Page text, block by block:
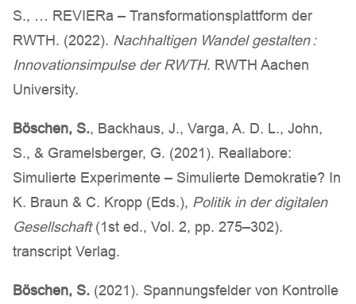
S., … REVIERa – Transformationsplattform der
RWTH. (2022). Nachhaltigen Wandel gestalten :
Innovationsimpulse der RWTH. RWTH Aachen
University.
Böschen, S., Backhaus, J., Varga, A. D. L., John,
S., & Gramelsberger, G. (2021). Reallabore:
Simulierte Experimente – Simulierte Demokratie? In
K. Braun & C. Kropp (Eds.), Politik in der digitalen
Gesellschaft(1st ed., Vol. 2, pp. 275–302).
transcript Verlag.
Böschen, S. (2021). Spannungsfelder von Kontrolle